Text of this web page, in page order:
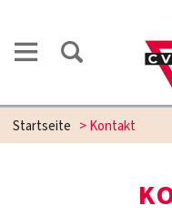
Startseite >Kontakt